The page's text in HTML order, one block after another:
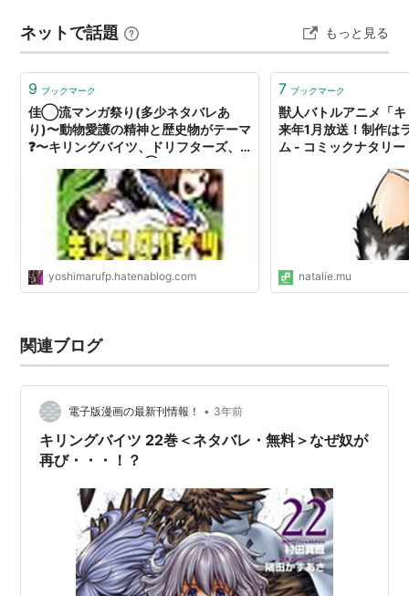
宇崎瞳／ラーテル：雨宮天
野本裕也：羽多野渉
中西獲座／チータ：内田真礼
稲葉初／ラビ：上坂すみれ
祠堂零一：小山力也
篠崎舞：赤崎千夏
岡島壱之助／ヒポポタマス：大川透
三門陽湖：潘めぐみ
中西大河／ティガ：中村悠一
乃塒押絵：原田彩楓
六条香織／シベット：浅川悠
矢部正太：小林裕介
ジェロム本郷：武虎
大沼電／コブラ：吉野裕行
椎名竜次／クロコダイル：小西克幸
尊聖羅（Щ）：南條愛乃
三門陽参：柴田秀勝
粗科涼子（ラウディ）：原奈津子
岸本朱美・紅里（ホーンドリザード）：岩佐夏芽
ず、自分の過去や目的も明かしません。 野本と瞳は、
様々な獣人たちと対峙しながら、「牙…
ネットで話題 もっと見る
9 ブックマーク
佳◯流マンガ祭り(多少ネタバレあ
り)〜動物愛護の精神と歴史物がテーマ
❓〜キリングバイツ、ドリフターズ、
家計のそもさん／せっぱ
yoshimarufp.hatenablog.com
7 ブックマーク
獣人バトルアニメ「
来年1月放送！制作は
ム - コミックナタリー
natalie.mu
関連ブログ
電子版漫画の最新刊情報！ • 3年前
キリングバイツ 22巻＜ネタバレ・無料＞なぜ奴が
再び・・・！？